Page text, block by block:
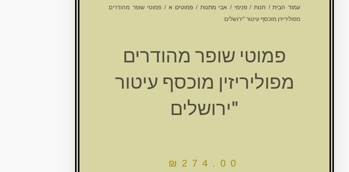
עמוד הבית/ חנות/פנימי / אבי מתנות / פמוטים א / פמוטי שופר מהודרים
מפוליריזין מוכסף עיטור "ירושלים
פמוטי שופר מהודרים
מפוליריזין מוכסף עיטור
"ירושלים
₪ 274.00